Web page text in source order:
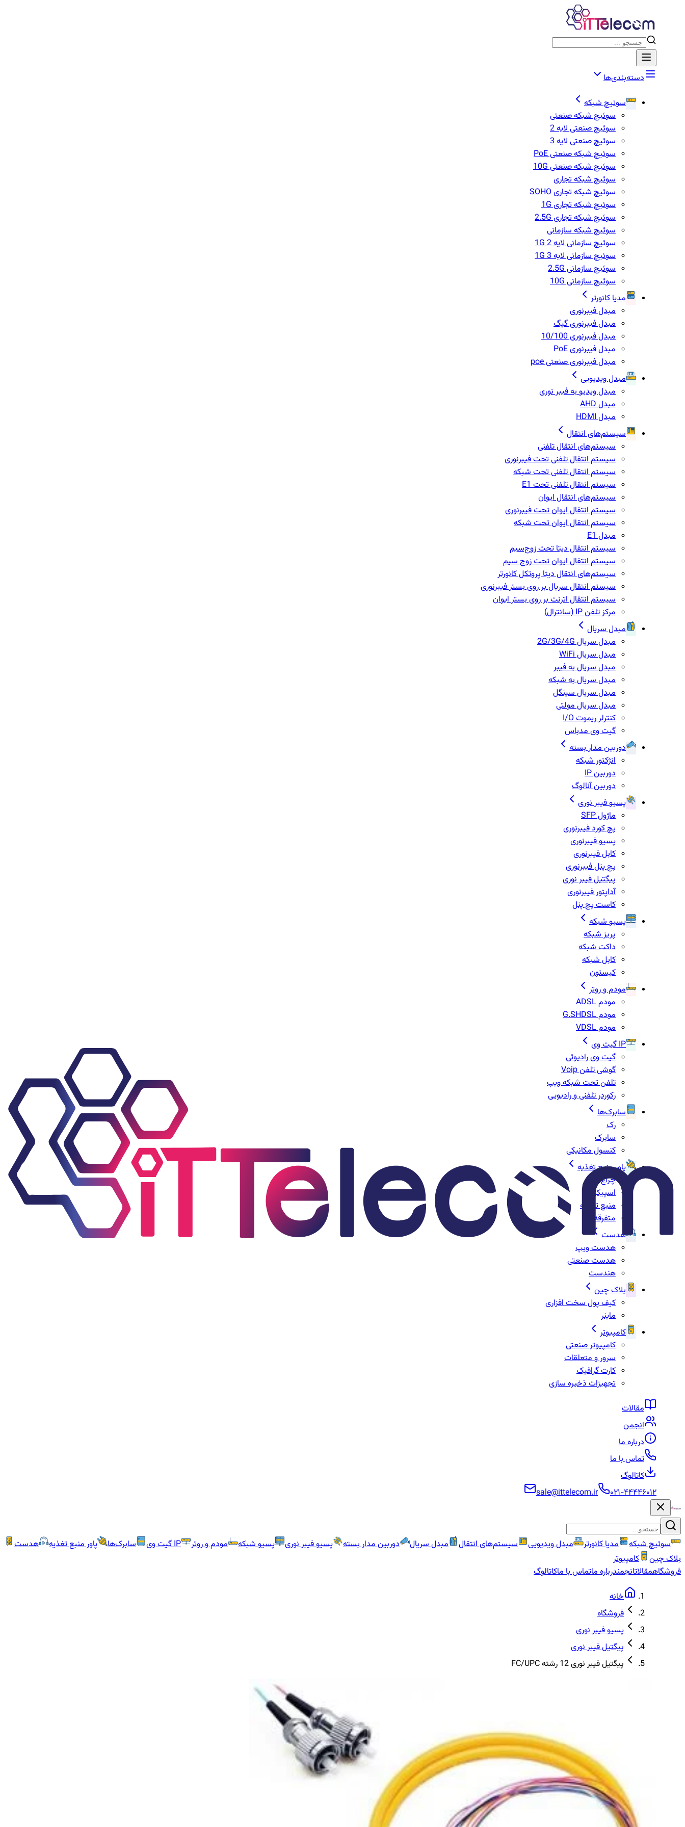
دسته‌بندی‌ها
سوئیچ شبکه
سوئیچ شبکه صنعتی
سوئیچ صنعتی لایه 2
سوئیچ صنعتی لایه 3
سوئیچ شبکه صنعتی PoE
سوئیچ شبکه صنعتی 10G
سوئیچ شبکه تجاری
سوئیچ شبکه تجاری SOHO
سوئیچ شبکه تجاری 1G
سوئیج شبکه تجاری 2.5G
سوئیچ شبکه سازمانی
سوئیچ سازمانی لایه 2 1G
سوئیچ سازمانی لایه 3 1G
سوئیچ سازمانی 2.5G
سوئیچ سازمانی 10G
مدیا کانورتر
مبدل فیبرنوری
مبدل فیبرنوری گیگ
مبدل فیبرنوری 10/100
مبدل فیبرنوری PoE
مبدل فیبرنوری صنعتی poe
مبدل ویدیویی
مبدل ویدیو به فیبر نوری
مبدل AHD
مبدل HDMI
سیستم‌های انتقال
سیستم‌های انتقال تلفنی
سیستم انتقال تلفنی تحت فیبرنوری
سیستم انتقال تلفنی تحت شبکه
سیستم انتقال تلفنی تحت E1
سیستم‌های انتقال ایوان
سیستم انتقال ایوان تحت فیبرنوری
سیستم انتقال ایوان تحت شبکه
مبدل E1
سیستم انتقال دیتا تحت زوج‌سیم
سیستم انتقال ایوان تحت زوج سیم
سیستم‌های انتقال دیتا پروتکل کانورتر
سیستم انتقال سریال بر روی بستر فیبرنوری
سیستم انتقال اترنت بر روی بستر ایوان
مرکز تلفن IP‌ (سانترال)
مبدل سریال
مبدل سریال 2G/3G/4G
مبدل سریال WiFi
مبدل سریال به فیبر
مبدل سریال به شبکه
مبدل سریال سینگل
مبدل سریال مولتی
کنترلر ریموت I/O
گیت وی مدباس
دوربین مدار بسته
انژکتور شبکه
دوربین IP
دوربین آنالوگ
پسیو فیبر نوری
ماژول SFP
پچ کورد فیبرنوری
پسیو فیبرنوری
کابل فیبرنوری
پچ پنل فیبرنوری
پیگتیل فیبر نوری
آداپتور فیبرنوری
کاست پچ پنل
پسیو شبکه
پریز شبکه
داکت شبکه
کابل شبکه
کیستون
مودم و روتر
مودم ADSL
مودم G.SHDSL
مودم VDSL
IP گیت وی
گیت وی رادیوئی
گوشی تلفن Voip
تلفن تحت شبکه ویپ
رکوردر تلفنی و رادیویی
سابرک‌ها
رک
سابرک
کنسول مکانیکی
پاور منبع تغذیه
چراغ‌ها
اسپیکر
منبع تغذیه
متفرقه
هدست
هدست ویپ
هدست صنعتی
هندست
بلاک چین
کیف پول سخت افزاری
ماینر
کامپیوتر
کامپیوتر صنعتی
سرور و متعلقات
کارت گرافیک
تجهیزات ذخیره سازی
مقالات
انجمن
درباره ما
تماس با ما
کاتالوگ
۰۲۱-۴۴۴۴۶۰۱۲
sale@ittelecom.ir
سوئیچ شبکه مدیا کانورتر مبدل ویدیویی سیستم‌های انتقال مبدل سریال دوربین مدار بسته پسیو فیبر نوری پسیو شبکه مودم و روتر IP گیت وی سابرک‌ها پاور منبع تغذیه
هدست
بلاک چین
کامپیوتر
فروشگاهمقالاتانجمندرباره ماتماس با ماکاتالوگ
خانه
فروشگاه
پسیو فیبر نوری
پیگتیل فیبر نوری
پیگتیل فیبر نوری 12 رشته FC/UPC